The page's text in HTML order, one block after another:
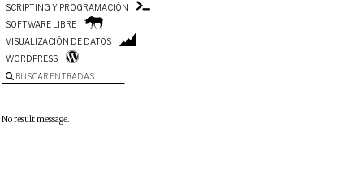
SCRIPTING Y PROGRAMACIÓN
SOFTWARE LIBRE
VISUALIZACIÓN DE DATOS
WORDPRESS
BUSCAR ENTRADAS
No result message.